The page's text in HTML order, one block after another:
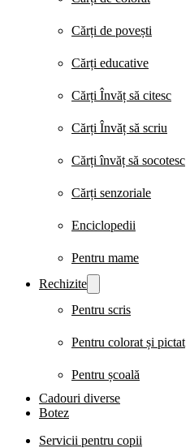
Cărți de povești
Cărți educative
Cărți Învăț să citesc
Cărți Învăț să scriu
Cărți învăț să socotesc
Cărți senzoriale
Enciclopedii
Pentru mame
Rechizite
Pentru scris
Pentru colorat și pictat
Pentru școală
Cadouri diverse
Botez
Servicii pentru copii